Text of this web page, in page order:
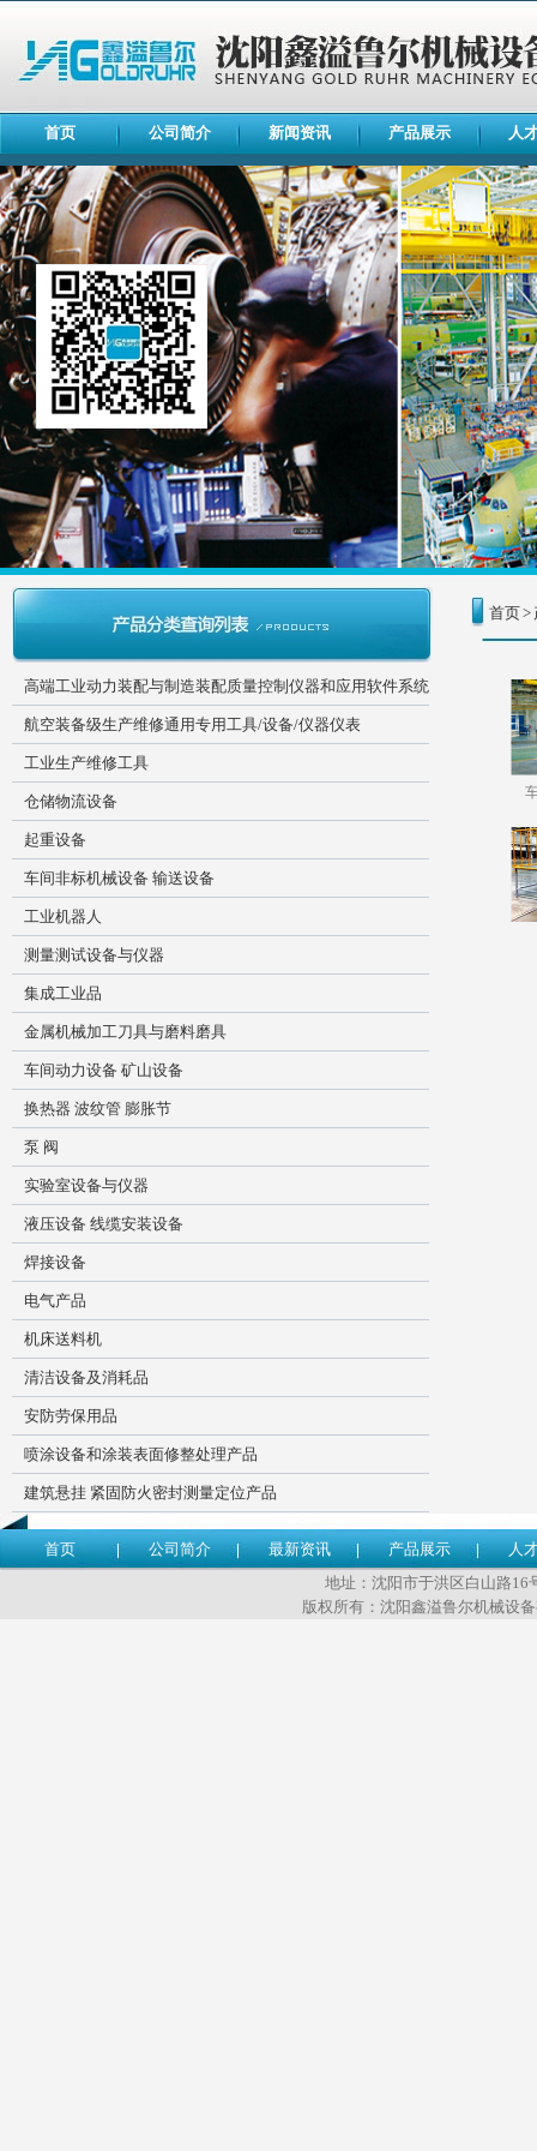
首页 公司简介 新闻资讯 产品展示 人
高端工业动力装配与制造装配质量控制仪器和应用软件系统
航空装备级生产维修通用专用工具/设备/仪器仪表
工业生产维修工具
仓储物流设备
起重设备
车间非标机械设备 输送设备
工业机器人
测量测试设备与仪器
集成工业品
金属机械加工刀具与磨料磨具
车间动力设备 矿山设备
换热器 波纹管 膨胀节
泵 阀
实验室设备与仪器
液压设备 线缆安装设备
焊接设备
电气产品
机床送料机
清洁设备及消耗品
安防劳保用品
喷涂设备和涂装表面修整处理产品
建筑悬挂 紧固防火密封测量定位产品
首页>
首页 公司简介 最新资讯 产品展示
人
地址：沈阳市于洪区白山路16
版权所有：沈阳鑫溢鲁尔机械设